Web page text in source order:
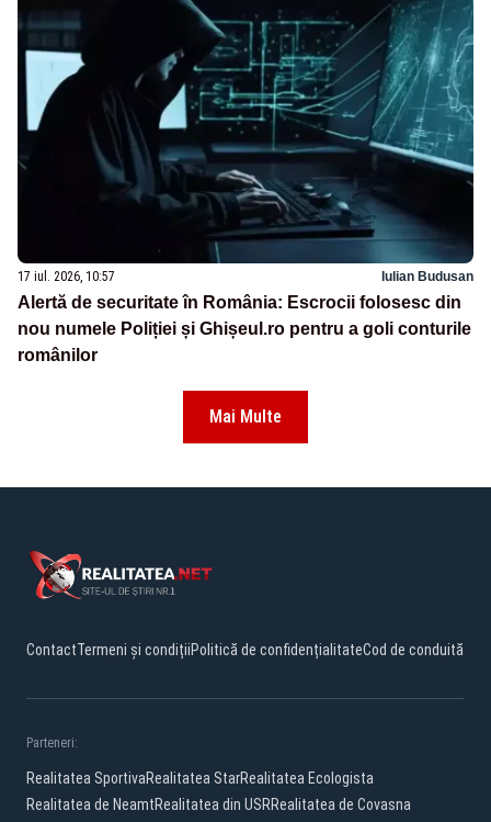
17 iul. 2026, 10:57 Iulian Budusan
Alertă de securitate în România: Escrocii folosesc din
nou numele Poliției și Ghișeul.ro pentru a goli conturile
românilor
Mai Multe
ContactTermeni și condițiiPolitică de confidențialitateCod de conduită
Parteneri:
Realitatea SportivaRealitatea StarRealitatea Ecologista
Realitatea de NeamtRealitatea din USRRealitatea de Covasna